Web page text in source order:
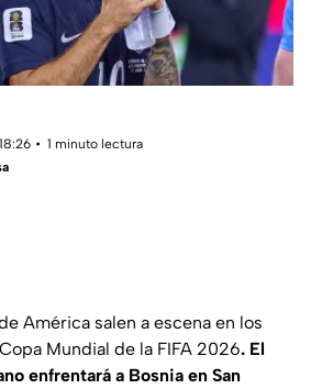
1 minuto lectura
América salen a escena en los
Mundial de la FIFA 2026. El
enfrentará a Bosnia en San